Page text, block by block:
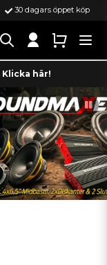
30 dagars öppet köp
här!